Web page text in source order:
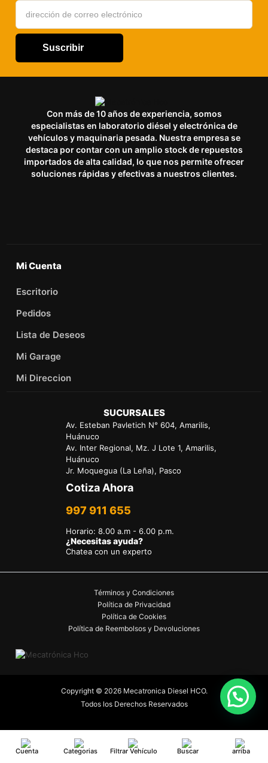
Suscribir
Con más de 10 años de experiencia, somos
especialistas en laboratorio diésel y electrónica de
vehículos y maquinaria pesada. Nuestra empresa se
destaca por contar con un amplio stock de repuestos
importados de alta calidad, lo que nos permite ofrecer
soluciones rápidas y efectivas a nuestros clientes.
Mi Cuenta
Escritorio
Pedidos
Lista de Deseos
Mi Garage
Mi Direccion
SUCURSALES
Av. Esteban Pavletich N° 604, Amarilis,
Huánuco
Av. Inter Regional, Mz. J Lote 1, Amarilis,
Huánuco
Jr. Moquegua (La Leña), Pasco
Cotiza Ahora
997 911 655
Horario:8.00 a.m - 6.00 p.m.
¿Necesitas ayuda?
Chatea con un experto
Términos y Condiciones
Política de Privacidad
Política de Cookies
Política de Reembolsos y Devoluciones
Copyright © 2026 Mecatronica Diesel HCO.
Todos los Derechos Reservados
Cuenta Categorias Filtrar Vehículo Buscar arriba